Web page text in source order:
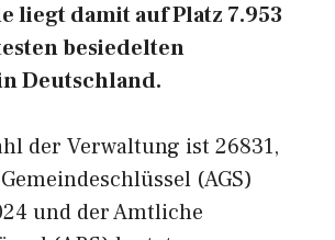
liegt damit auf Platz 7.953
besiedelten
Deutschland.
der Verwaltung ist 26831,
(AGS)
und der Amtliche